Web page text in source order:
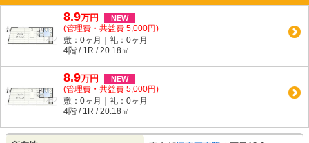
8.9万円 NEW
(管理費・共益費 5,000円)
敷：0ヶ月｜礼：0ヶ月
4階 / 1R / 20.18㎡
8.9万円 NEW
(管理費・共益費 5,000円)
敷：0ヶ月｜礼：0ヶ月
4階 / 1R / 20.18㎡